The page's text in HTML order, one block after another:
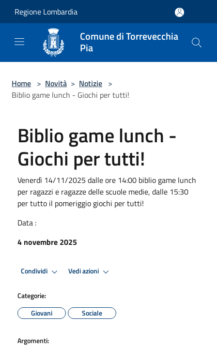
Regione Lombardia
Comune di Torrevecchia
Pia
Home > Novità > Notizie >
Biblio game lunch - Giochi per tutti!
Biblio game lunch -
Giochi per tutti!
Venerdì 14/11/2025 dalle ore 14:00 biblio game lunch
per ragazzi e ragazze delle scuole medie, dalle 15:30
per tutto il pomeriggio giochi per tutti!
Data :
4 novembre 2025
Condividi Vedi azioni
Categorie:
Giovani
Sociale
Argomenti: